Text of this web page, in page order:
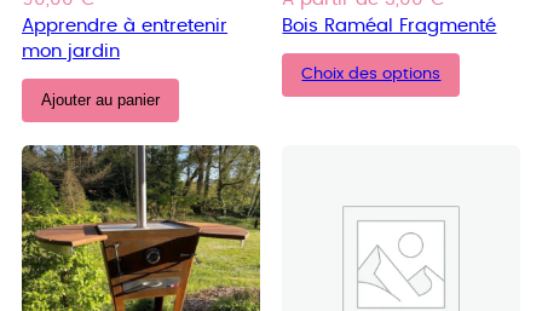
Apprendre à entretenir
mon jardin
Ajouter au panier
Bois Raméal Fragmenté
Choix des options